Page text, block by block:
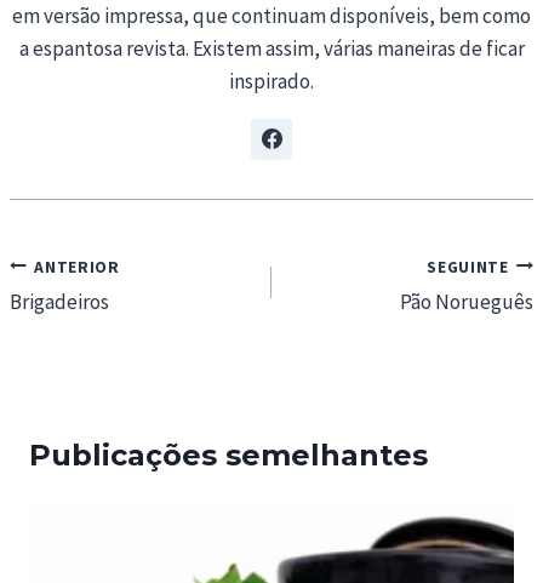
em versão impressa, que continuam disponíveis, bem como
a espantosa revista. Existem assim, várias maneiras de ficar
inspirado.
Navegação
de
ANTERIOR
Brigadeiros
SEGUINTE
Pão Norueguês
Publicações semelhantes